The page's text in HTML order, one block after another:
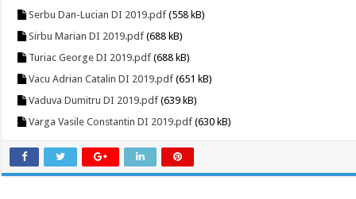
Serbu Dan-Lucian DI 2019.pdf (558 kB)
Sirbu Marian DI 2019.pdf (688 kB)
Turiac George DI 2019.pdf (688 kB)
Vacu Adrian Catalin DI 2019.pdf (651 kB)
Vaduva Dumitru DI 2019.pdf (639 kB)
Varga Vasile Constantin DI 2019.pdf (630 kB)